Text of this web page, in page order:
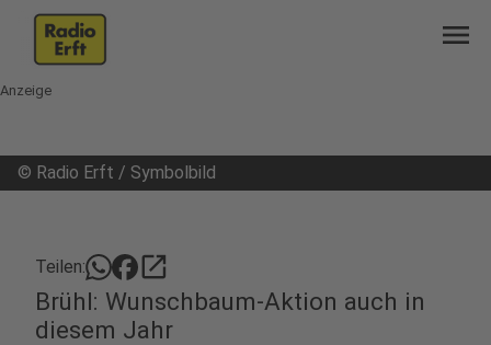
menu
Anzeige
© Radio Erft / Symbolbild
Teilen: open_in_new
Brühl: Wunschbaum-Aktion auch in
diesem Jahr